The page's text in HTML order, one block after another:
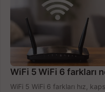
WiFi 5 WiFi 6 farkları
WiFi 5 WiFi 6 farkları hız,